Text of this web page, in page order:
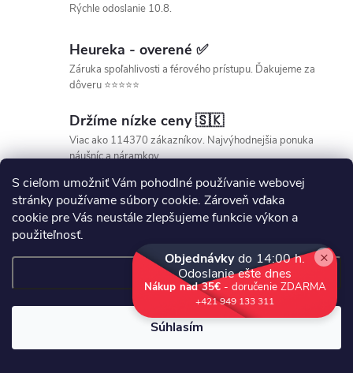
S cieľom umožniť Vám pohodlné používanie webovej
stránky používame súbory cookie. Zároveň vďaka
cookie pre Vás neustále zlepšujeme funkcie výkon a
použiteľnosť.
Nastavenie
Súhlasím
Rýchle odoslanie 10.8.
Heureka - overené ✅
Záruka spoľahlivosti a férového prístupu. Ďakujeme za
dôveru ⭐⭐⭐⭐⭐
Držíme nízke ceny 🇸🇰
Viac ako 114370 zákazníkov. Najvýhodnejšia ponuka
náušníc a náramkov
Slovenský eshop✔️
Bezplatná výmena / vrátenie do 30.9.2026✨
Hodnotenie zákazníkov
×
Objednávkydo 14:00 h.
Odoslanie ešte dnes
Nákup nad 35€- doručenie ZDARMA
+421 949 133 311